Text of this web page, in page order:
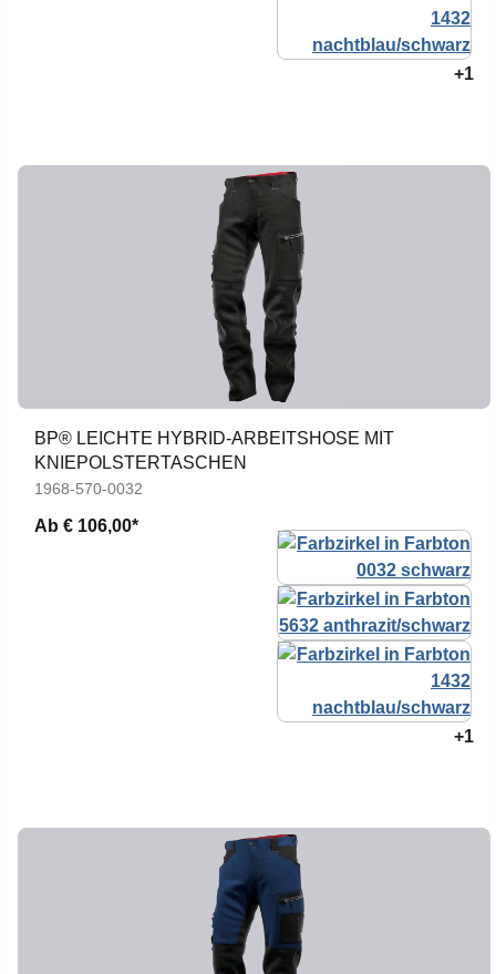
+1
BP® LEICHTE HYBRID-ARBEITSHOSE MIT
KNIEPOLSTERTASCHEN
1968-570-0032
Ab € 106,00*
+1